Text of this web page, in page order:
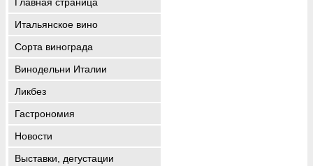
Итальянское вино
Сорта винограда
Винодельни Италии
Ликбез
Гастрономия
Новости
Выставки, дегустации